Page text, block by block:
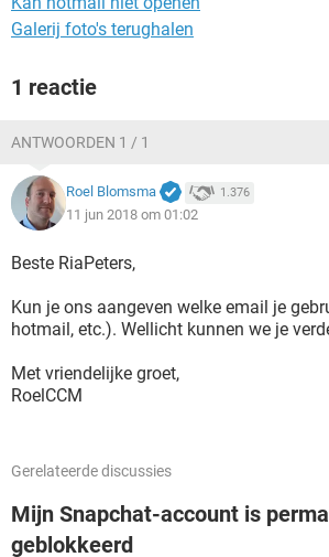
Galerij foto's terughalen
1 reactie
ANTWOORDEN 1 / 1
Roel Blomsma 1.376
11 jun 2018 om 01:02
Beste RiaPeters,
Kun je ons aangeven welke email je
hotmail, etc.). Wellicht kunnen we je
Met vriendelijke groet,
RoelCCM
Gerelateerde discussies
Mijn Snapchat-account is
geblokkeerd